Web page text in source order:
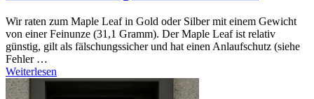
Wir raten zum Maple Leaf in Gold oder Silber mit einem Gewicht
von einer Feinunze (31,1 Gramm). Der Maple Leaf ist relativ
günstig, gilt als fälschungssicher und hat einen Anlaufschutz (siehe
Fehler …
Weiterlesen